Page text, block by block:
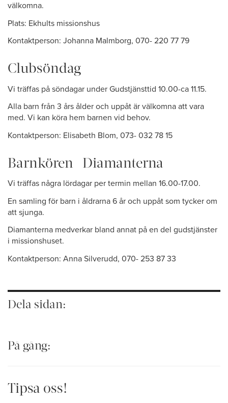
välkomna.
Plats: Ekhults missionshus
Kontaktperson: Johanna Malmborg, 070- 220 77 79
Clubsöndag
Vi träffas på söndagar under Gudstjänsttid 10.00-ca 11.15.
Alla barn från 3 års ålder och uppåt är välkomna att vara
med. Vi kan köra hem barnen vid behov.
Kontaktperson: Elisabeth Blom, 073- 032 78 15
Barnkören- Diamanterna
Vi träffas några lördagar per termin mellan 16.00-17.00.
En samling för barn i åldrarna 6 år och uppåt som tycker om
att sjunga.
Diamanterna medverkar bland annat på en del gudstjänster
i missionshuset.
Kontaktperson: Anna Silverudd, 070- 253 87 33
Dela sidan:
På gång:
Tipsa oss!